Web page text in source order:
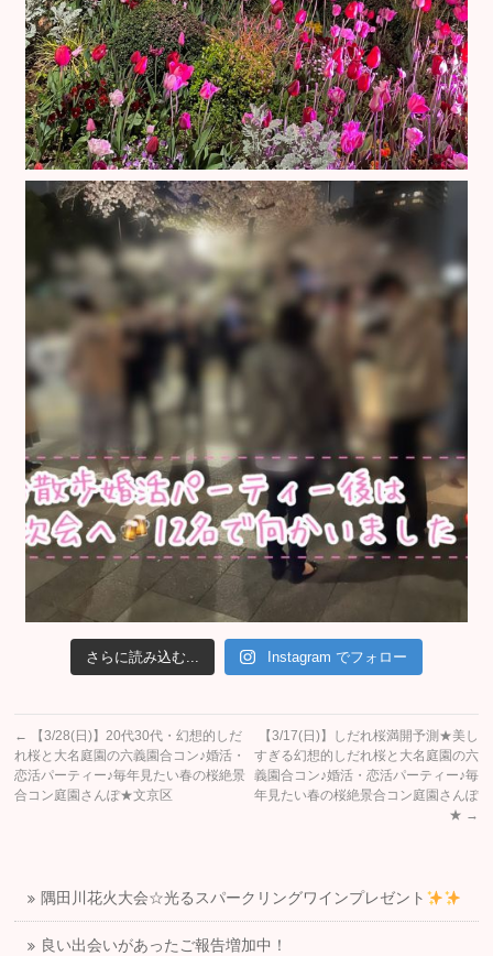
さらに読み込む... Instagram でフォロー
←
【3/28(日)】20代30代・幻想的しだ
れ桜と大名庭園の六義園合コン♪婚活・
恋活パーティー♪毎年見たい春の桜絶景
合コン庭園さんぽ★文京区
【3/17(日)】しだれ桜満開予測★美し
すぎる幻想的しだれ桜と大名庭園の六
義園合コン♪婚活・恋活パーティー♪毎
年見たい春の桜絶景合コン庭園さんぽ
★ →
隅田川花火大会☆光るスパークリングワインプレゼント
良い出会いがあったご報告増加中！